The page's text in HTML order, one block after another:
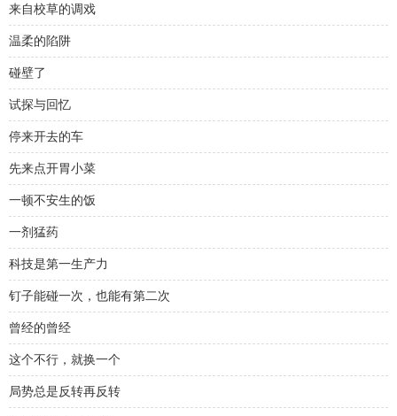
来自校草的调戏
温柔的陷阱
碰壁了
试探与回忆
停来开去的车
先来点开胃小菜
一顿不安生的饭
一剂猛药
科技是第一生产力
钉子能碰一次，也能有第二次
曾经的曾经
这个不行，就换一个
局势总是反转再反转